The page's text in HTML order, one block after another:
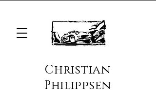
Christian
Philippsen